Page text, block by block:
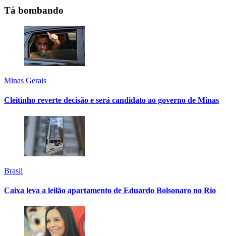
Tá bombando
Minas Gerais
Cleitinho reverte decisão e será candidato ao governo de Minas
Brasil
Caixa leva a leilão apartamento de Eduardo Bolsonaro no Rio